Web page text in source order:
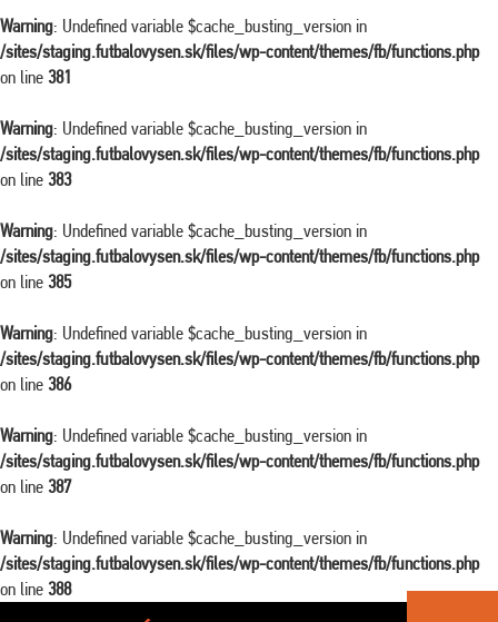
Warning: Undefined variable $cache_busting_version in
/sites/staging.futbalovysen.sk/files/wp-content/themes/fb/functions.php
on line 381
Warning: Undefined variable $cache_busting_version in
/sites/staging.futbalovysen.sk/files/wp-content/themes/fb/functions.php
on line 383
Warning: Undefined variable $cache_busting_version in
/sites/staging.futbalovysen.sk/files/wp-content/themes/fb/functions.php
on line 385
Warning: Undefined variable $cache_busting_version in
/sites/staging.futbalovysen.sk/files/wp-content/themes/fb/functions.php
on line 386
Warning: Undefined variable $cache_busting_version in
/sites/staging.futbalovysen.sk/files/wp-content/themes/fb/functions.php
on line 387
Warning: Undefined variable $cache_busting_version in
/sites/staging.futbalovysen.sk/files/wp-content/themes/fb/functions.php
on line 388